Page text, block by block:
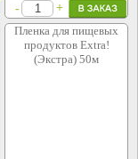
-
+
Пленка для пищевых
продуктов Extra!
(Экстра) 50м